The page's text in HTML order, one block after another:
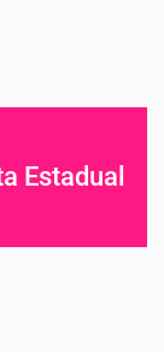
Estadual